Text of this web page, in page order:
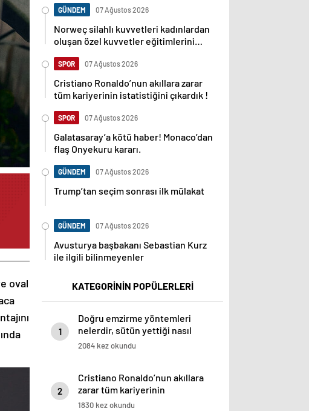
oval
GÜNDEM 07 Ağustos 2026
Norweç silahlı kuvvetleri kadınlardan
oluşan özel kuvvetler eğitimlerini
SPOR 07 Ağustos 2026
Cristiano Ronaldo’nun akıllara zarar
tüm kariyerinin istatistiğini çıkardık !
SPOR 07 Ağustos 2026
Galatasaray’a kötü haber! Monaco’dan
flaş Onyekuru kararı.
GÜNDEM 07 Ağustos 2026
Trump’tan seçim sonrası ilk mülakat
GÜNDEM 07 Ağustos 2026
Avusturya başbakanı Sebastian Kurz
ile ilgili bilinmeyenler
KATEGORİNİN POPÜLERLERİ
1
Doğru emzirme yöntemleri
nelerdir, sütün yettiği nasıl
anlaşılır?
2084 kez okundu
2
Cristiano Ronaldo’nun akıllara
zarar tüm kariyerinin
istatistiğini çıkardık !
1830 kez okundu